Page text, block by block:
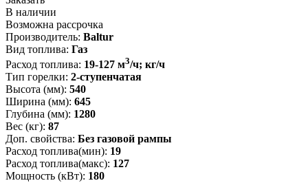
В наличии
Возможна рассрочка
Производитель: Baltur
Вид топлива: Газ
Расход топлива: 19-127 м3/ч; кг/ч
Тип горелки: 2-ступенчатая
Высота (мм): 540
Ширина (мм): 645
Глубина (мм): 1280
Вес (кг): 87
Доп. свойства: Без газовой рампы
Расход топлива(мин): 19
Расход топлива(макс): 127
Мощность (кВт): 180